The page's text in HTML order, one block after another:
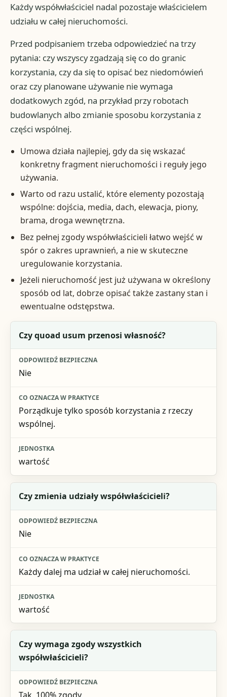
Każdy współwłaściciel nadal pozostaje właścicielem
udziału w całej nieruchomości.
Przed podpisaniem trzeba odpowiedzieć na trzy
pytania: czy wszyscy zgadzają się co do granic
korzystania, czy da się to opisać bez niedomówień
oraz czy planowane używanie nie wymaga
dodatkowych zgód, na przykład przy robotach
budowlanych albo zmianie sposobu korzystania z
części wspólnej.
Umowa działa najlepiej, gdy da się wskazać
konkretny fragment nieruchomości i reguły jego
używania.
Warto od razu ustalić, które elementy pozostają
wspólne: dojścia, media, dach, elewacja, piony,
brama, droga wewnętrzna.
Bez pełnej zgody współwłaścicieli łatwo wejść w
spór o zakres uprawnień, a nie w skuteczne
uregulowanie korzystania.
Jeżeli nieruchomość jest już używana w określony
sposób od lat, dobrze opisać także zastany stan i
ewentualne odstępstwa.
Pytanie na start
Odpowiedź bezpieczna
Czy quoad usum przenosi własność?
Nie
Porządkuje tylko sposób korzystania z rzeczy
wspólnej.
wartość
Czy zmienia udziały współwłaścicieli?
Nie
Każdy dalej ma udział w całej nieruchomości.
wartość
Czy wymaga zgody wszystkich
współwłaścicieli?